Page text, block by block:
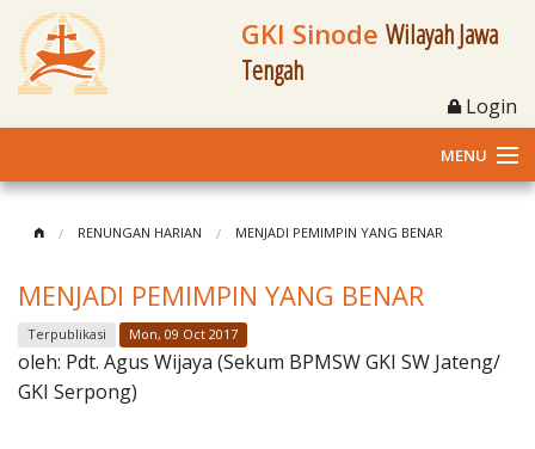
GKI Sinode Wilayah Jawa
Tengah
Login
MENU
Klasis dan Jemaat
Berita Kegiatan
RENUNGAN HARIAN MENJADI PEMIMPIN YANG BENAR
MENJADI PEMIMPIN YANG BENAR
Terpublikasi Mon, 09 Oct 2017
oleh: Pdt. Agus Wijaya (Sekum BPMSW GKI SW Jateng/
GKI Serpong)